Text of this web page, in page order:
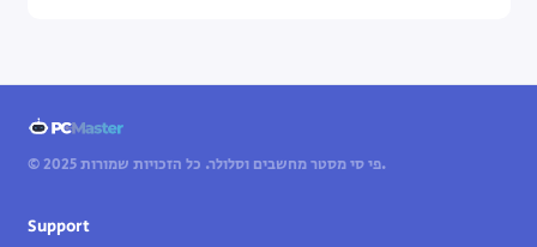
© 2025 פי סי מסטר מחשבים וסלולר. כל הזכויות שמורות.
Support